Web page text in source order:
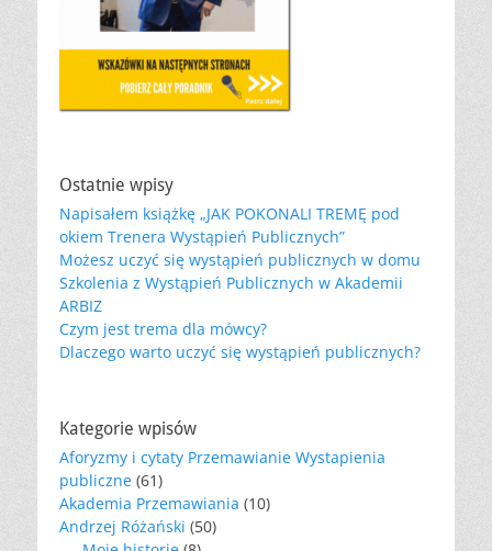
Ostatnie wpisy
Napisałem książkę „JAK POKONALI TREMĘ pod
okiem Trenera Wystąpień Publicznych”
Możesz uczyć się wystąpień publicznych w domu
Szkolenia z Wystąpień Publicznych w Akademii
ARBIZ
Czym jest trema dla mówcy?
Dlaczego warto uczyć się wystąpień publicznych?
Kategorie wpisów
Aforyzmy i cytaty Przemawianie Wystapienia
publiczne (61)
Akademia Przemawiania (10)
Andrzej Różański (50)